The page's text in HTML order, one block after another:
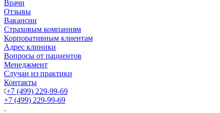
Врачи
Отзывы
Вакансии
Страховым компаниям
Корпоративным клиентам
Адрес клиники
Вопросы от пациентов
Менеджмент
Случаи из практики
Контакты
+7 (499) 229-99-69
+7 (499) 229-99-69